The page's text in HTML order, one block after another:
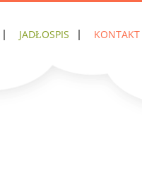
JADŁOSPIS KONTAKT